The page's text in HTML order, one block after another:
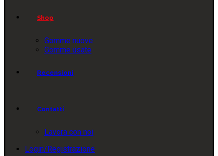
Shop
Gomme nuove
Gomme usate
Recensioni
Contatti
Lavora con noi
Login/Registrazione